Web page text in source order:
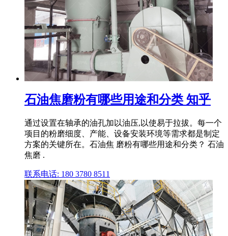
石油焦磨粉有哪些用途和分类 知乎
通过设置在轴承的油孔加以油压,以使易于拉拔。每一个
项目的粉磨细度、产能、设备安装环境等需求都是制定
方案的关键所在。石油焦 磨粉有哪些用途和分类？ 石油
焦磨 .
联系电话: 180 3780 8511